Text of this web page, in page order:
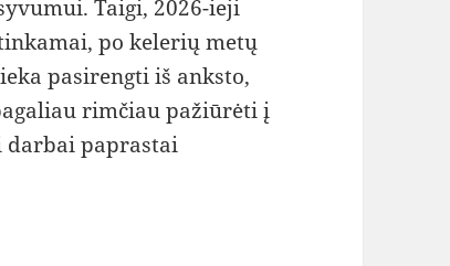
Taigi, 2026-ieji
po kelerių metų
pasirengti iš anksto,
rimčiau pažiūrėti į
darbai paprastai